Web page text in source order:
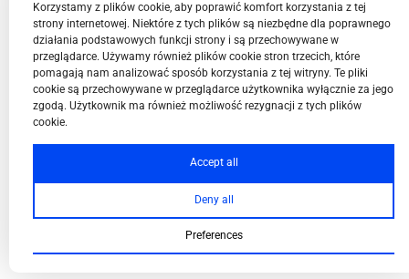
BPN-T Area
BPN-T Offer
Korzystamy z plików cookie, aby poprawić komfort korzystania z tej
strony internetowej. Niektóre z tych plików są niezbędne dla poprawnego
działania podstawowych funkcji strony i są przechowywane w
przeglądarce. Używamy również plików cookie stron trzecich, które
pomagają nam analizować sposób korzystania z tej witryny. Te pliki
cookie są przechowywane w przeglądarce użytkownika wyłącznie za jego
zgodą. Użytkownik ma również możliwość rezygnacji z tych plików
cookie.
Accept all
Deny all
Preferences